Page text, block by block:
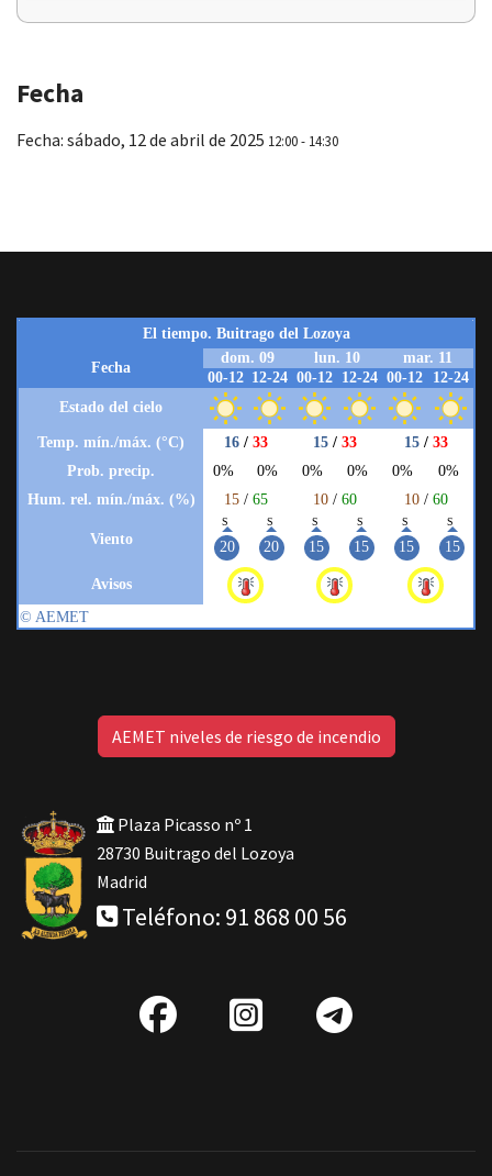
Fecha
Fecha: sábado, 12 de abril de 2025 12:00 - 14:30
AEMET niveles de riesgo de incendio
Plaza Picasso nº 1
28730 Buitrago del Lozoya
Madrid
Teléfono: 91 868 00 56
fab
IG